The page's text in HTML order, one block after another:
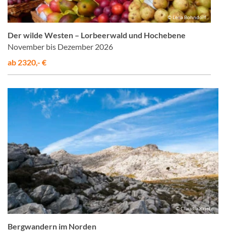
© Lena Bohndorf
Der wilde Westen – Lorbeerwald und Hochebene
November bis Dezember 2026
ab 2320,- €
© Claudia Kriete
Bergwandern im Norden